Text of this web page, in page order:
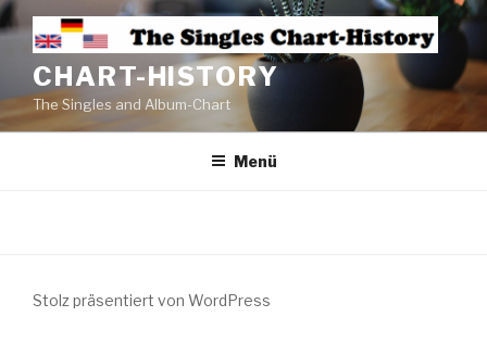
CHART-HISTORY
The Singles and Album-Chart
Menü
Stolz präsentiert von WordPress